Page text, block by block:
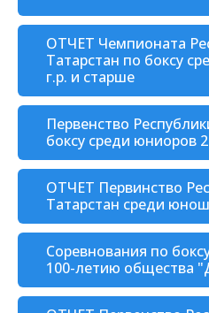
ОТЧЕТ Чемпионата
Татарстан по боксу
г.р. и старше
Первенство
боксу среди юниоров
ОТЧЕТ Первинство
Татарстан среди
Соревнования по
100-летию